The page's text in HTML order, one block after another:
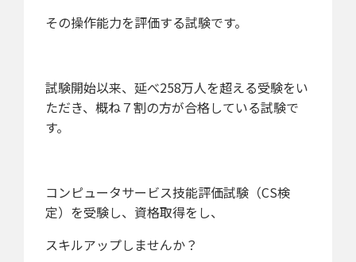
その操作能力を評価する試験です。
試験開始以来、延べ258万人を超える受験をい
ただき、概ね７割の方が合格している試験で
す。
コンピュータサービス技能評価試験（CS検
定）を受験し、資格取得をし、
スキルアップしませんか？